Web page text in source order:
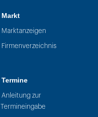
Markt
Marktanzeigen
Firmenverzeichnis
Termine
Anleitung zur
Termineingabe